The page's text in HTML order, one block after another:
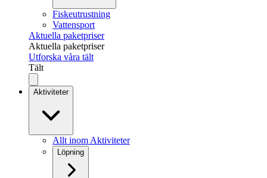
Fiskeutrustning
Vattensport
Aktuella paketpriser
Aktuella paketpriser
Utforska våra tält
Tält
Aktiviteter
Allt inom Aktiviteter
Löpning